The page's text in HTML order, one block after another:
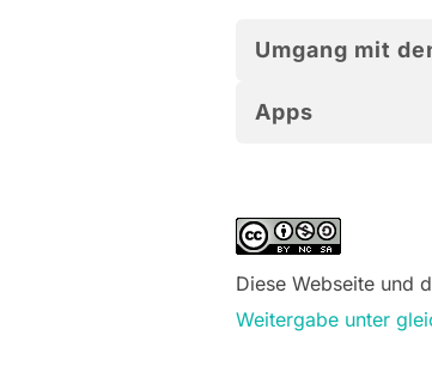
Umgang mit
Apps
Diese Webseite und
Weitergabe unter